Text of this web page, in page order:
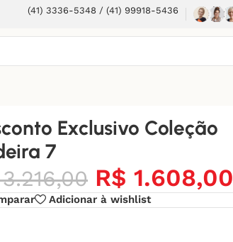
(41) 3336-5348 / (41) 99918-5436
Exclusivo Coleção
7
R$ 1.608,00
Adicionar à wishlist